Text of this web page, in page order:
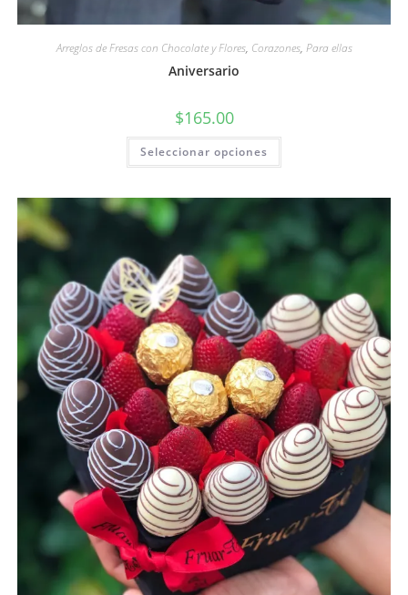
Arreglos de Fresas con Chocolate y Flores, Corazones, Para ellas
Aniversario
$165.00
Seleccionar opciones